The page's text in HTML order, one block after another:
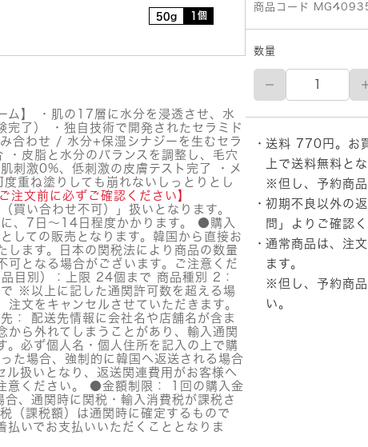
50g 1個
ム】 ・肌の17層に水分を浸透させ、水
了） ・独自技術で開発されたセラミド
合わせ / 水分+保湿シナジーを生むセラ
・皮脂と水分のバランスを調整し、毛穴
刺激0%、低刺激の皮膚テスト完了 ・メ
度重ね塗りしても崩れないしっとりとし
ご注文前に必ずご確認ください】
買い合わせ不可）」扱いとなります。
、7日～14日程度かかります。 ●購入
しての販売となります。韓国から直接お
します。日本の関税法により商品の数量
可となる場合がございます。ご注意くだ
目別）：上限 24個まで 商品種別 2：
※以上に記した通関許可数を超える場
文をキャンセルさせていただきます。
： 配送先情報に会社名や店舗名が含ま
から外れてしまうことがあり、輸入通関
。必ず個人名・個人住所を記入の上で購
た場合、強制的に韓国へ返送される場合
ル扱いとなり、返送関連費用がお客様へ
意ください。 ●金額制限： 1回の購入金
、通関時に関税・輸入消費税が課税さ
（課税額）は通関時に確定するもので
払いでお支払いいただくこととなりま
商品コード
数量
【メ
カ
ー
送
品】
(デ
ィ
フ
ー
&
デ
ィ
送料 770円。お
上で送料無料と
※但し、予約商品
初期不良以外の
問」
よりご確認く
通常商品は、注
ます。
※但し、予約商
い。